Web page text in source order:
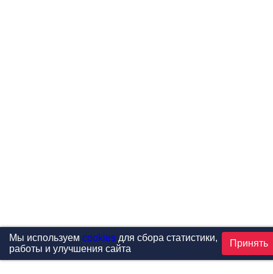
Мы используем cookiesдля сбора статистики,
работы и улучшения сайта
Принять